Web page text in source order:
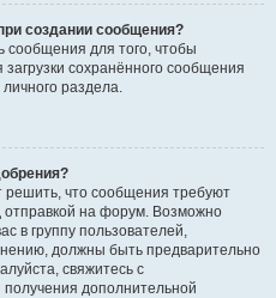
создании сообщения?
сообщения для того, чтобы
сохранённого сообщения
раздела.
что сообщения требуют
отправкой на форум. Возможно
в группу пользователей,
должны быть предварительно
свяжитесь с
дополнительной